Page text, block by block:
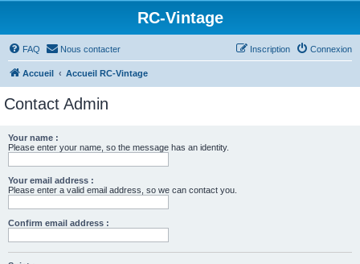
RC-Vintage
FAQ Nous contacter Connexion
Inscription
Accueil Accueil RC-Vintage
Contact Admin
Your name :
Please enter your name, so the message has an identity.
Your email address :
Please enter a valid email address, so we can contact you.
Confirm email address :